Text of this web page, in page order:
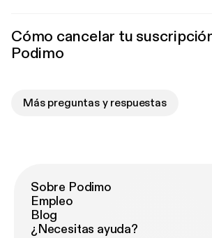
Cómo cancelar tu
Podimo
Más preguntas y respuestas
Sobre Podimo
Empleo
Blog
¿Necesitas ayuda?